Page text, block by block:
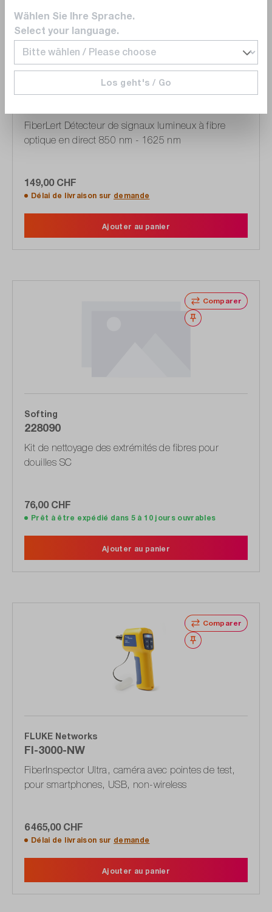
FiberLert Détecteur de signaux lumineux à fibre
optique en direct 850 nm - 1625 nm
149,00 CHF
Délai de livraison sur demande
Ajouter au panier
Comparer
Noter
Softing
228090
Kit de nettoyage des extrémités de fibres pour
douilles SC
76,00 CHF
Prêt à être expédié dans 5 à 10 jours ouvrables
Ajouter au panier
Comparer
Noter
FLUKE Networks
FI-3000-NW
FiberInspector Ultra, caméra avec pointes de test,
pour smartphones, USB, non-wireless
6 465,00 CHF
Délai de livraison sur demande
Ajouter au panier
Wählen Sie Ihre Sprache.
Select your language.
Los geht's / Go